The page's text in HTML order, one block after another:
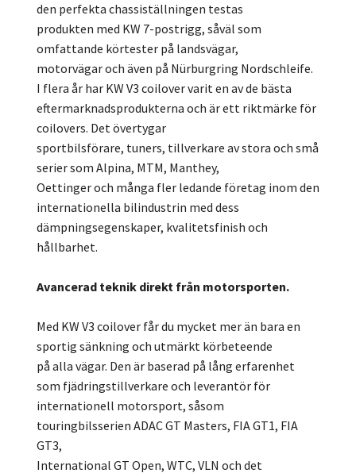
den perfekta chassiställningen testas
produkten med KW 7-postrigg, såväl som
omfattande körtester på landsvägar,
motorvägar och även på Nürburgring Nordschleife.
I flera år har KW V3 coilover varit en av de bästa
eftermarknadsprodukterna och är ett riktmärke för
coilovers. Det övertygar
sportbilsförare, tuners, tillverkare av stora och små
serier som Alpina, MTM, Manthey,
Oettinger och många fler ledande företag inom den
internationella bilindustrin med dess
dämpningsegenskaper, kvalitetsfinish och
hållbarhet.
Avancerad teknik direkt från motorsporten.
Med KW V3 coilover får du mycket mer än bara en
sportig sänkning och utmärkt körbeteende
på alla vägar. Den är baserad på lång erfarenhet
som fjädringstillverkare och leverantör för
internationell motorsport, såsom
touringbilsserien ADAC GT Masters, FIA GT1, FIA
GT3,
International GT Open, WTC, VLN och det